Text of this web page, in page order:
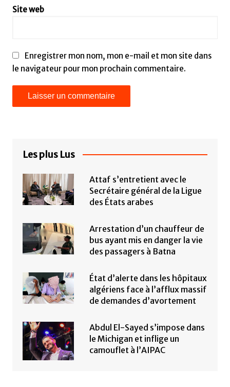
Site web
Enregistrer mon nom, mon e-mail et mon site dans
le navigateur pour mon prochain commentaire.
Les plus Lus
Attaf s’entretient avec le
Secrétaire général de la Ligue
des États arabes
Arrestation d’un chauffeur de
bus ayant mis en danger la vie
des passagers à Batna
État d’alerte dans les hôpitaux
algériens face à l’afflux massif
de demandes d’avortement
Abdul El-Sayed s’impose dans
le Michigan et inflige un
camouflet à l’AIPAC